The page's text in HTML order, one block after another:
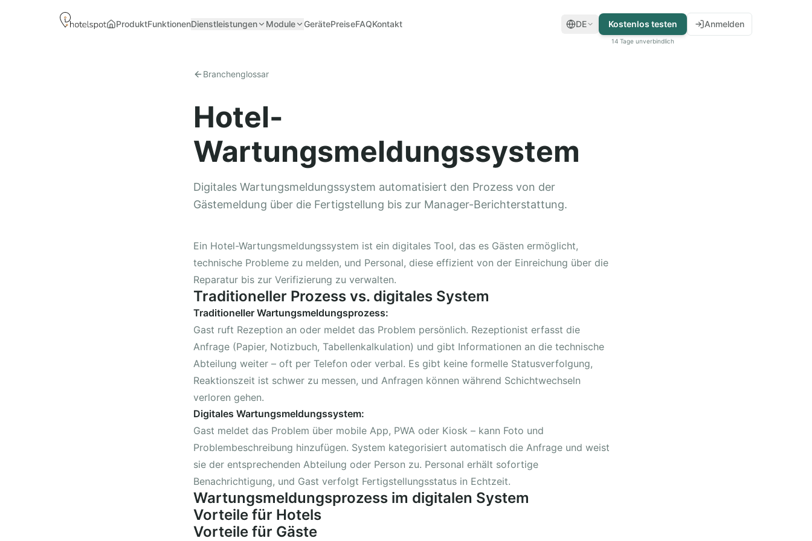
ProduktFunktionenDienstleistungen Module GerätePreiseFAQKontakt DE Kostenlos testen
14 Tage unverbindlich
Anmelden
Branchenglossar
Hotel-
Wartungsmeldungssystem
Digitales Wartungsmeldungssystem automatisiert den Prozess von der
Gästemeldung über die Fertigstellung bis zur Manager-Berichterstattung.
Ein Hotel-Wartungsmeldungssystem ist ein digitales Tool, das es Gästen ermöglicht,
technische Probleme zu melden, und Personal, diese effizient von der Einreichung über die
Reparatur bis zur Verifizierung zu verwalten.
Traditioneller Prozess vs. digitales System
Traditioneller Wartungsmeldungsprozess:
Gast ruft Rezeption an oder meldet das Problem persönlich. Rezeptionist erfasst die
Anfrage (Papier, Notizbuch, Tabellenkalkulation) und gibt Informationen an die technische
Abteilung weiter – oft per Telefon oder verbal. Es gibt keine formelle Statusverfolgung,
Reaktionszeit ist schwer zu messen, und Anfragen können während Schichtwechseln
verloren gehen.
Digitales Wartungsmeldungssystem:
Gast meldet das Problem über mobile App, PWA oder Kiosk – kann Foto und
Problembeschreibung hinzufügen. System kategorisiert automatisch die Anfrage und weist
sie der entsprechenden Abteilung oder Person zu. Personal erhält sofortige
Benachrichtigung, und Gast verfolgt Fertigstellungsstatus in Echtzeit.
Wartungsmeldungsprozess im digitalen System
Vorteile für Hotels
Vorteile für Gäste